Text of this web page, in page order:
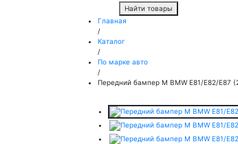
Найти товары
Главная
/
Каталог
/
По марке авто
/
Передний бампер M BMW E81/E82/E87